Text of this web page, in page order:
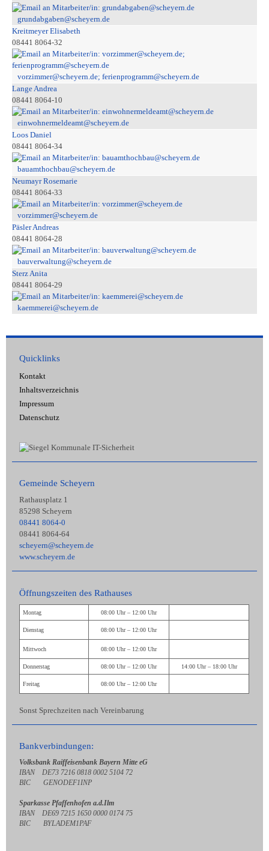
grundabgaben@scheyern.de
Kreitmeyer Elisabeth
08441 8064-32
vorzimmer@scheyern.de; ferienprogramm@scheyern.de
Lange Andrea
08441 8064-10
einwohnermeldeamt@scheyern.de
Loos Daniel
08441 8064-34
bauamthochbau@scheyern.de
Neumayr Rosemarie
08441 8064-33
vorzimmer@scheyern.de
Päsler Andreas
08441 8064-28
bauverwaltung@scheyern.de
Sterz Anita
08441 8064-29
kaemmerei@scheyern.de
Quicklinks
Kontakt
Inhaltsverzeichnis
Impressum
Datenschutz
Gemeinde Scheyern
Rathausplatz 1
85298 Scheyern
08441 8064-0
08441 8064-64
scheyern@scheyern.de
www.scheyern.de
Öffnungszeiten des Rathauses
Montag 08:00 Uhr – 12:00 Uhr
Dienstag 08:00 Uhr – 12:00 Uhr
Mittwoch 08:00 Uhr – 12:00 Uhr
Donnerstag 08:00 Uhr – 12:00 Uhr 14:00 Uhr – 18:00 Uhr
Freitag 08:00 Uhr – 12:00 Uhr
Sonst Sprechzeiten nach Vereinbarung
Bankverbindungen:
Volksbank Raiffeisenbank Bayern Mitte eG
IBAN DE73 7216 0818 0002 5104 72
BIC GENODEF1INP
Sparkasse Pfaffenhofen a.d.Ilm
IBAN DE69 7215 1650 0000 0174 75
BIC BYLADEM1PAF